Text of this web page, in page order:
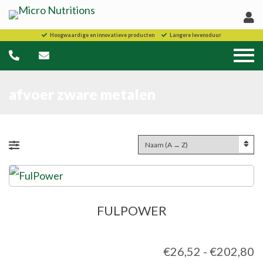
Hoogwaardige en innovatieve producten Langere levensduur
FULPOWER
€26,52 - €202,80